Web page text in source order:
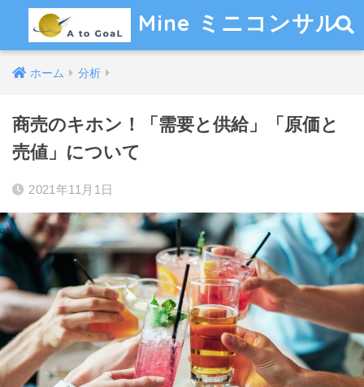
Mine ミニコンサル
ホーム 分析
商売のキホン！「需要と供給」「原価と
売値」について
2021年11月1日